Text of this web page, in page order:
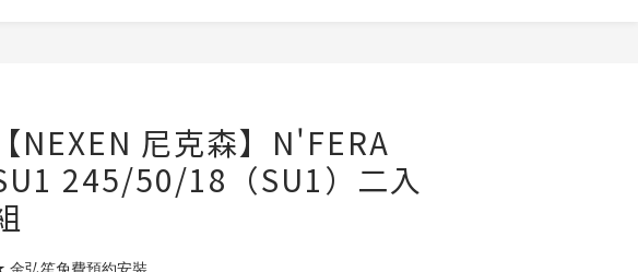
【NEXEN 尼克森】N'FERA
245/50/18（SU1）二入
金弘笙免費預約安裝